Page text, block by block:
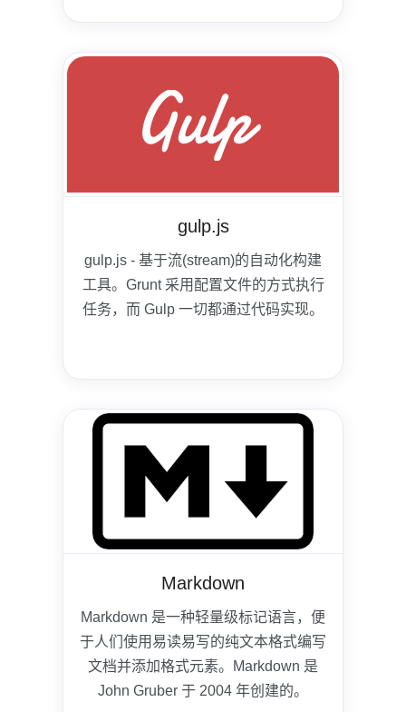
gulp.js
gulp.js - 基于流(stream)的自动化构建
工具。Grunt 采用配置文件的方式执行
任务，而 Gulp 一切都通过代码实现。
Markdown
Markdown 是一种轻量级标记语言，便
于人们使用易读易写的纯文本格式编写
文档并添加格式元素。Markdown 是
John Gruber 于 2004 年创建的。